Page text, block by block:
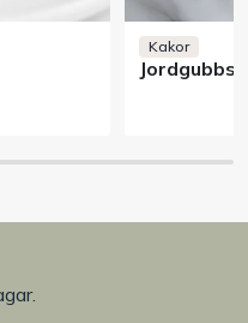
Kakor